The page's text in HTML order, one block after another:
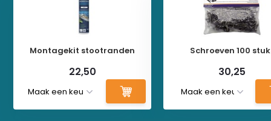
Montagekit stootranden
22,50
Schroeven 100
30,25